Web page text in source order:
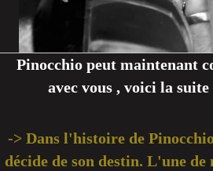
Pinocchio peut maintenant
avec vous , voici la
-> Dans l'histoire de
décide de son destin. L'une